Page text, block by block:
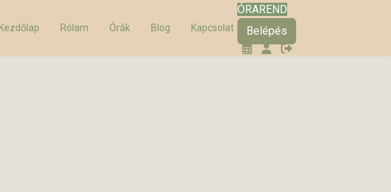
Kezdőlap Rólam Órák Blog Kapcsolat
ÓRAREND
Belépés